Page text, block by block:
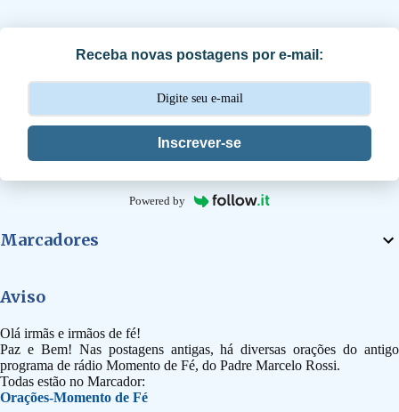
s
Receba novas postagens por e-mail:
Inscrever-se
Powered by
Marcadores
Aviso
Olá irmãs e irmãos de fé!
Paz e Bem! Nas postagens antigas, há diversas orações do antigo
programa de rádio Momento de Fé, do Padre Marcelo Rossi.
Todas estão no Marcador:
Orações-Momento de Fé